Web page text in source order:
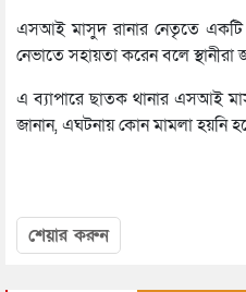
এসআই মাসুদ রানার নেতৃতে একটি
নেভাতে সহায়তা করেন বলে স্থানীরা
এ ব্যাপারে ছাতক থানার এসআই
জানান, এঘটনায় কোন মামলা হয়নি
শেয়ার করুন